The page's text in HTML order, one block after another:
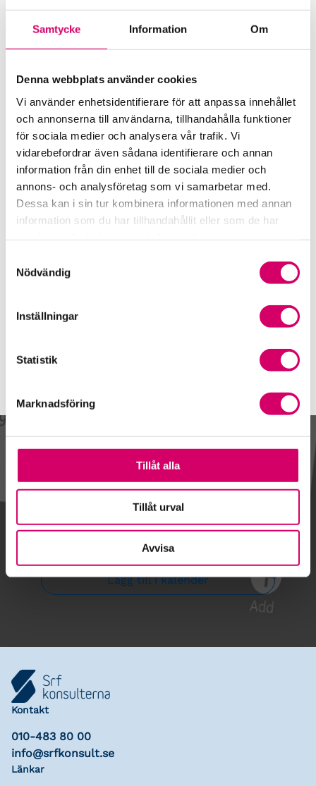
Samtycke Information Om
Denna webbplats använder cookies
Vi använder enhetsidentifierare för att anpassa innehållet
och annonserna till användarna, tillhandahålla funktioner
för sociala medier och analysera vår trafik. Vi
vidarebefordrar även sådana identifierare och annan
information från din enhet till de sociala medier och
annons- och analysföretag som vi samarbetar med.
Dessa kan i sin tur kombinera informationen med annan
information som du har tillhandahållit eller som de har
Nödvändig
Inställningar
Statistik
Marknadsföring
Tillåt alla
Tillåt urval
Avvisa
Din Bil Sverige AB
Auktoriserad Lönekonsult
Stockholm
Oxana Rossdal
Auktoriserad Lönekonsult
Skicka e-post
08-50 33 30 37
Stockholm
Auktoriserad Lönekonsult
Stockholm
Webbadress
Kalendarium
Gå till kalendariet
Lägg till i kalender
Kontakt
010-483 80 00
info@srfkonsult.se
Länkar